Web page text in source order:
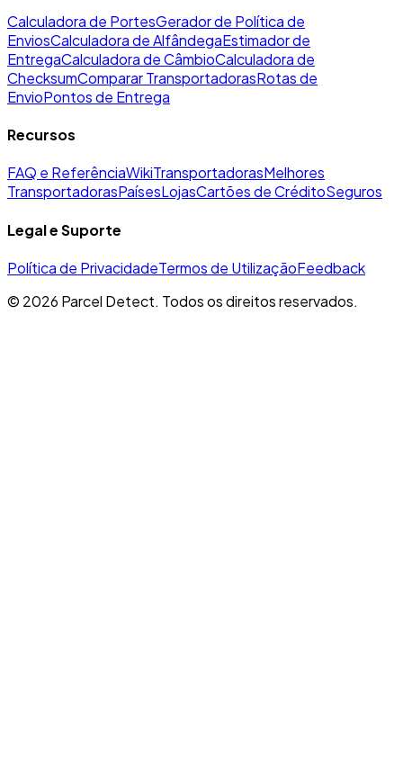
Calculadora de PortesGerador de Política de
EnviosCalculadora de AlfândegaEstimador de
EntregaCalculadora de CâmbioCalculadora de
ChecksumComparar TransportadorasRotas de
EnvioPontos de Entrega
Recursos
FAQ e ReferênciaWikiTransportadorasMelhores
TransportadorasPaísesLojasCartões de CréditoSeguros
Legal e Suporte
Política de PrivacidadeTermos de UtilizaçãoFeedback
© 2026 Parcel Detect. Todos os direitos reservados.